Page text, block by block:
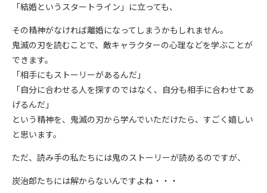
「結婚というスタートライン」に立っても、
その精神がなければ離婚になってしまうかもしれません。
鬼滅の刃を読むことで、敵キャラクターの心理などを学ぶことが
できます。
「相手にもストーリーがあるんだ」
「自分に合わせる人を探すのではなく、自分も相手に合わせてあ
げるんだ」
という精神を、鬼滅の刃から学んでいただけたら、すごく嬉しい
と思います。
ただ、読み手の私たちには鬼のストーリーが読めるのですが、
炭治郎たちには解からないんですよね・・・